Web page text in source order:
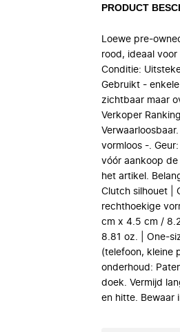
PRODUCT
Loewe pre-
rood, ideaal
Conditie:
Gebruikt -
zichtbaar maar
Verkoper
vormloos -.
vóór aankoop
het artikel.
Clutch silhouet |
rechthoekige
cm x 4.5 cm /
8.81 oz. | One-
(telefoon, kleine
onderhoud:
doek. Vermijd
en hitte. Bewaar